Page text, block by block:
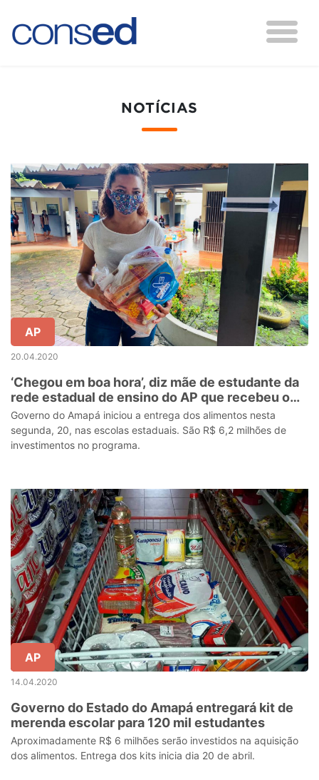
NOTÍCIAS
AP
20.04.2020
‘Chegou em boa hora’, diz mãe de estudante da
rede estadual de ensino do AP que recebeu o
Kit Merenda em Casa
Governo do Amapá iniciou a entrega dos alimentos nesta
segunda, 20, nas escolas estaduais. São R$ 6,2 milhões de
investimentos no programa.
AP
14.04.2020
Governo do Estado do Amapá entregará kit de
merenda escolar para 120 mil estudantes
Aproximadamente R$ 6 milhões serão investidos na aquisição
dos alimentos. Entrega dos kits inicia dia 20 de abril.